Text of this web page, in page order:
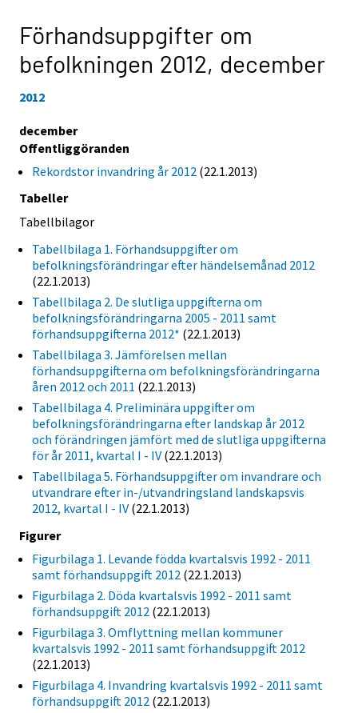
Förhandsuppgifter om
befolkningen 2012, december
2012
december
Offentliggöranden
Rekordstor invandring år 2012 (22.1.2013)
Tabeller
Tabellbilagor
Tabellbilaga 1. Förhandsuppgifter om
befolkningsförändringar efter händelsemånad 2012
(22.1.2013)
Tabellbilaga 2. De slutliga uppgifterna om
befolkningsförändringarna 2005 - 2011 samt
förhandsuppgifterna 2012* (22.1.2013)
Tabellbilaga 3. Jämförelsen mellan
förhandsuppgifterna om befolkningsförändringarna
åren 2012 och 2011 (22.1.2013)
Tabellbilaga 4. Preliminära uppgifter om
befolkningsförändringarna efter landskap år 2012
och förändringen jämfört med de slutliga uppgifterna
för år 2011, kvartal I - IV (22.1.2013)
Tabellbilaga 5. Förhandsuppgifter om invandrare och
utvandrare efter in-/utvandringsland landskapsvis
2012, kvartal I - IV (22.1.2013)
Figurer
Figurbilaga 1. Levande födda kvartalsvis 1992 - 2011
samt förhandsuppgift 2012 (22.1.2013)
Figurbilaga 2. Döda kvartalsvis 1992 - 2011 samt
förhandsuppgift 2012 (22.1.2013)
Figurbilaga 3. Omflyttning mellan kommuner
kvartalsvis 1992 - 2011 samt förhandsuppgift 2012
(22.1.2013)
Figurbilaga 4. Invandring kvartalsvis 1992 - 2011 samt
förhandsuppgift 2012 (22.1.2013)